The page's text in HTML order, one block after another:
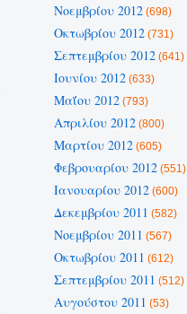
Νοεμβρίου 2012(698)
Οκτωβρίου 2012(731)
Σεπτεμβρίου 2012(641)
Ιουνίου 2012(633)
Μαΐου 2012(793)
Απριλίου 2012(800)
Μαρτίου 2012(605)
Φεβρουαρίου 2012(551)
Ιανουαρίου 2012(600)
Δεκεμβρίου 2011 (582)
Νοεμβρίου 2011 (567)
Οκτωβρίου 2011 (612)
Σεπτεμβρίου 2011 (512)
Αυγούστου 2011 (53)